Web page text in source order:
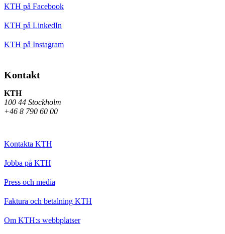
KTH på Facebook
KTH på LinkedIn
KTH på Instagram
Kontakt
KTH
100 44 Stockholm
+46 8 790 60 00
Kontakta KTH
Jobba på KTH
Press och media
Faktura och betalning KTH
Om KTH:s webbplatser